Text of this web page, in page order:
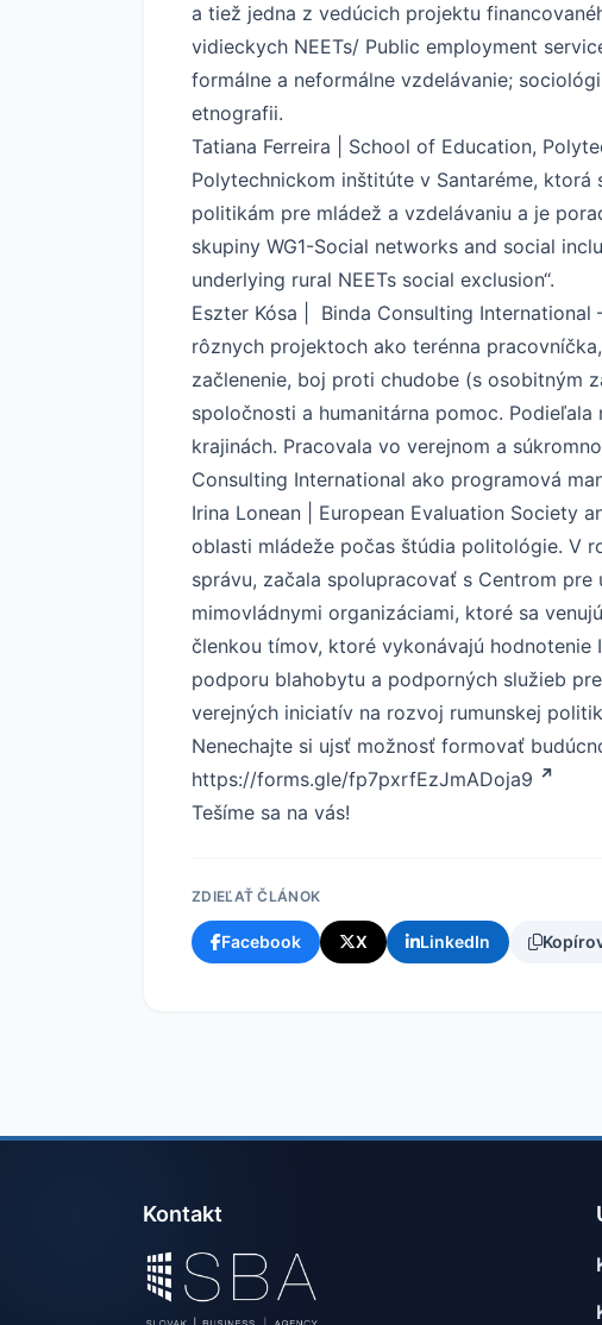
a tiež jedna z vedúcich projektu
vidieckych NEETs/ Public employment
formálne a neformálne vzdelávanie;
etnografii.
Tatiana Ferreira | School of Education,
Polytechnickom inštitúte v Santaréme,
politikám pre mládež a vzdelávaniu a je
skupiny WG1-Social networks and social
underlying rural NEETs social exclusion“.
Eszter Kósa | Binda Consulting
rôznych projektoch ako terénna
začlenenie, boj proti chudobe (s osobitným
spoločnosti a humanitárna pomoc.
krajinách. Pracovala vo verejnom a
Consulting International ako programová
Irina Lonean | European Evaluation Society
oblasti mládeže počas štúdia politológie. V
správu, začala spolupracovať s Centrom
mimovládnymi organizáciami, ktoré sa
členkou tímov, ktoré vykonávajú hodnotenie
podporu blahobytu a podporných služieb
verejných iniciatív na rozvoj rumunskej
Nenechajte si ujsť možnosť formovať
https://forms.gle/fp7pxrfEzJmADoja9
Tešíme sa na vás!
ZDIEĽAŤ ČLÁNOK
Facebook X LinkedIn
Kontakt